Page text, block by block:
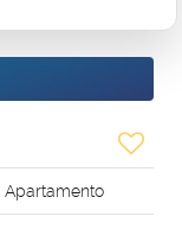
Apartamento